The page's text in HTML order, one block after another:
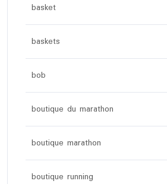
basket
baskets
bob
boutique du marathon
boutique marathon
boutique running